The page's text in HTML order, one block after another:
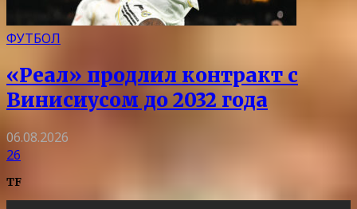
ФУТБОЛ
«Реал» продлил контракт с
Винисиусом до 2032 года
06.08.2026
26
TF